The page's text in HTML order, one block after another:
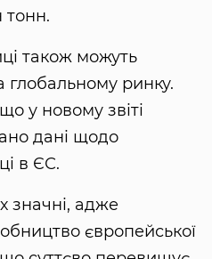
також можуть
глобальному ринку.
у новому звіті
дані щодо
в ЄС.
значні, адже
європейської